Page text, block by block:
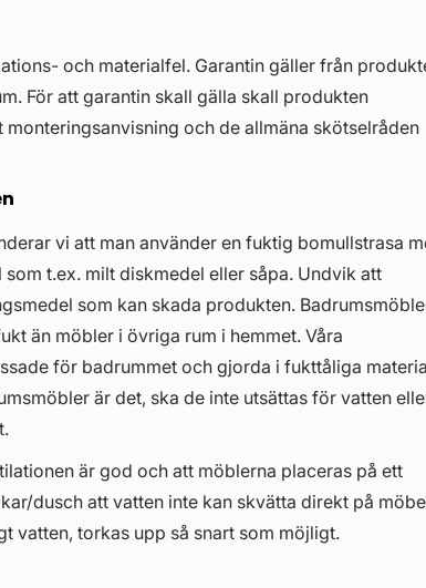
och materialfel. Garantin gäller från
För att garantin skall gälla skall produkten
och de allmäna skötselråden
vi att man använder en fuktig bomullstrasa
t.ex. milt diskmedel eller såpa. Undvik att
som kan skada produkten.
än möbler i övriga rum i hemmet. Våra
för badrummet och gjorda i fukttåliga
är det, ska de inte utsättas för vatten
är god och att möblerna placeras på ett
dusch att vatten inte kan skvätta direkt på
vatten, torkas upp så snart som möjligt.